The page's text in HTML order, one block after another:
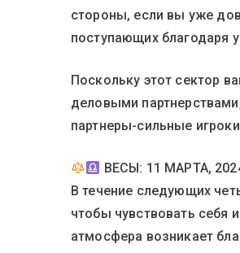
стороны, если вы уже
поступающих благодаря
Поскольку этот сектор
деловыми
партнеры-сильные
ВЕСЫ: 11 МАРТА,
В течение следующих
чтобы чувствовать себя
атмосфера возникает